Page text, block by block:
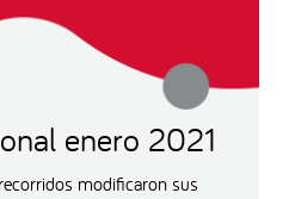
enero 2021
modificaron sus